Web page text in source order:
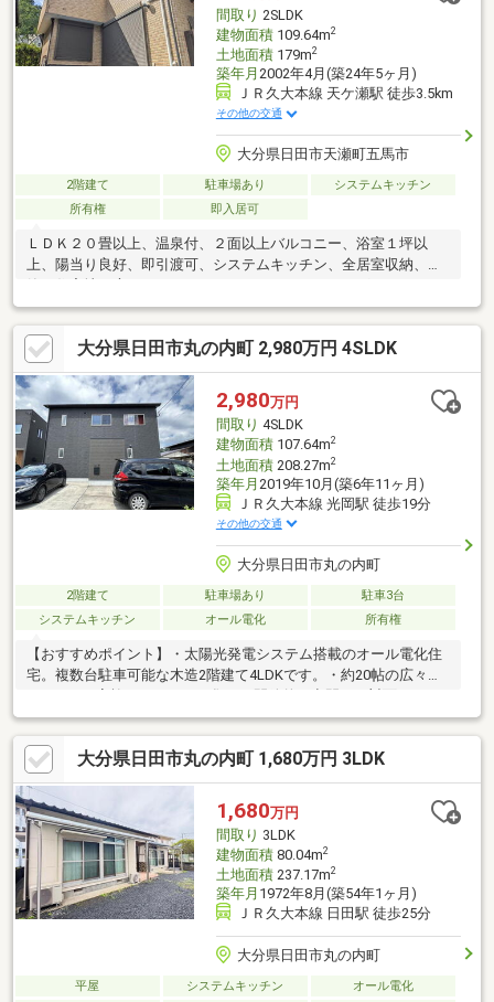
間取り 2SLDK
建物面積109.64m2
土地面積179m2
築年月 2002年4月(築24年5ヶ月)
ＪＲ久大本線 天ケ瀬駅 徒歩3.5km
その他の交通
大分県日田市天瀬町五馬市
2階建て 駐車場あり
システムキッチン
所有権
即入居可
ＬＤＫ２０畳以上、温泉付、２面以上バルコニー、浴室１坪以
上、陽当り良好、即引渡可、システムキッチン、全居室収納、閑
大分県日田市丸の内町 2,980万円 4SLDK
2,980万円
間取り 4SLDK
建物面積107.64m2
土地面積208.27m2
築年月 2019年10月(築6年11ヶ月)
ＪＲ久大本線 光岡駅 徒歩19分
その他の交通
大分県日田市丸の内町
2階建て 駐車場あり
駐車3台
システムキッチン
オール電化 所有権
【おすすめポイント】・太陽光発電システム搭載のオール電化住
宅。複数台駐車可能な木造2階建て4LDKです。・約20帖の広々
ンを採用し、家族との会話を楽しみながら調理ができます。・毎
日の家事動線にも配慮された間取りです。・1階には和室を設け、
客間やくつろぎスペースとして活用可能。・トイレは1階・2階の
両方にあり、忙しい朝も便利です。・大きな掃き出し窓のあるリ
ビングと、屋根付き物干しスペースを備えたお庭付き。・日田市
立咸宜小学校まで1100ｍ（徒歩14分）日田市立三隈中学校まで
2500ｍ（徒歩32分）
大分県日田市丸の内町 1,680万円 3LDK
1,680万円
間取り 3LDK
建物面積80.04m2
土地面積237.17m2
築年月 1972年8月(築54年1ヶ月)
ＪＲ久大本線 日田駅 徒歩25分
大分県日田市丸の内町
平屋 システムキッチン オール電化